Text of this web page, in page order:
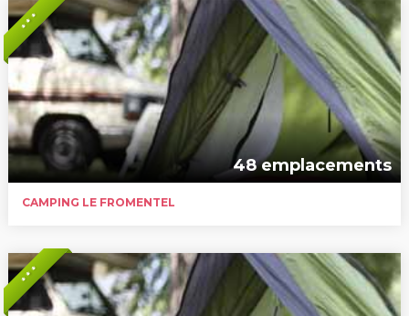
* * *
48 emplacements
CAMPING LE FROMENTEL
* * *